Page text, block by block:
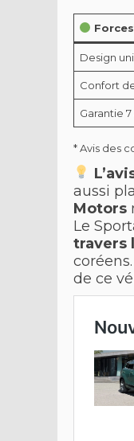
Design
Confort
Garantie
* Avis des
aussi
Motors
Le
travers
de ce